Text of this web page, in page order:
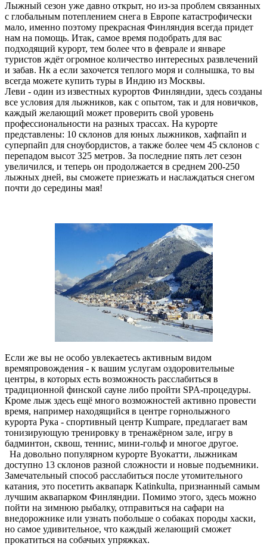
Лыжный сезон уже давно открыт, но из-за проблем связанных
с глобальным потеплением снега в Европе катастрофически
мало, именно поэтому прекрасная Финляндия всегда придет
нам на помощь. Итак, самое время подобрать для вас
подходящий курорт, тем более что в феврале и январе
туристов ждёт огромное количество интересных развлечений
и забав. Нк а если захочется теплого моря и солнышка, то вы
всегда можете купить туры в Индию из Москвы.
Леви - один из известных курортов Финляндии, здесь созданы
все условия для лыжников, как с опытом, так и для новичков,
каждый желающий может проверить свой уровень
профессиональности на разных трассах. На курорте
представлены: 10 склонов для юных лыжников, хафпайп и
суперпайп для сноубордистов, а также более чем 45 склонов с
перепадом высот 325 метров. За последние пять лет сезон
увеличился, и теперь он продолжается в среднем 200-250
лыжных дней, вы сможете приезжать и наслаждаться снегом
почти до середины мая!
Если же вы не особо увлекаетесь активным видом
времяпровождения - к вашим услугам оздоровительные
центры, в которых есть возможность расслабиться в
традиционной финской сауне либо пройти SPA-процедуры.
Кроме лыж здесь ещё много возможностей активно провести
время, например находящийся в центре горнолыжного
курорта Рука - спортивный центр Kumpare, предлагает вам
тонизирующую тренировку в тренажёрном зале, игру в
бадминтон, сквош, теннис, мини-гольф и многое другое.
На довольно популярном курорте Вуокатти, лыжникам
доступно 13 склонов разной сложности и новые подъемники.
Замечательный способ расслабиться после утомительного
катания, это посетить аквапарк Katinkulta, признанный самым
лучшим аквапарком Финляндии. Помимо этого, здесь можно
пойти на зимнюю рыбалку, отправиться на сафари на
внедорожнике или узнать побольше о собаках породы хаски,
но самое удивительное, что каждый желающий сможет
прокатиться на собачьих упряжках.